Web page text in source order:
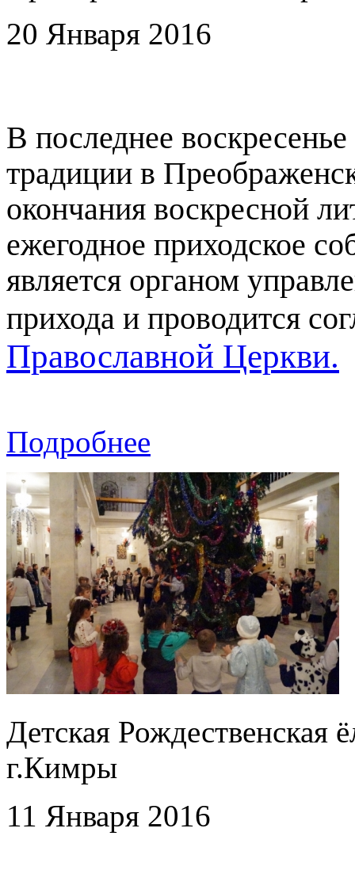
20 Января 2016
В последнее
традиции в
окончания воскресной
ежегодное приходское
является органом
прихода и проводится
Православной Церкви.
Подробнее
Детская Рождественская
г.Кимры
11 Января 2016